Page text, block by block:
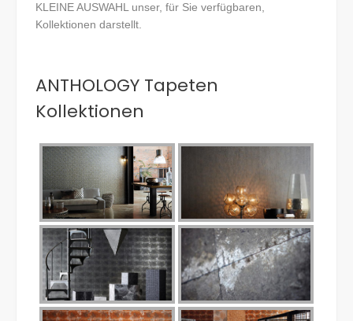
KLEINE AUSWAHL unser, für Sie verfügbaren,
Kollektionen darstellt.
ANTHOLOGY Tapeten
Kollektionen